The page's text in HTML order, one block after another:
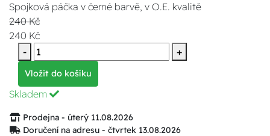
Spojková páčka v černé barvě, v O.E. kvalitě
240 Kč
240 Kč
-
+
Vložit do košíku
Skladem
Prodejna - úterý 11.08.2026
Doručení na adresu - čtvrtek 13.08.2026